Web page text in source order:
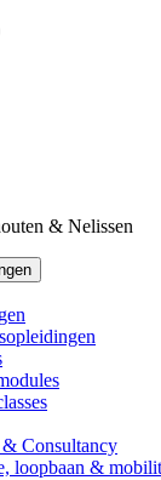
& Nelissen
Consultancy
loopbaan &